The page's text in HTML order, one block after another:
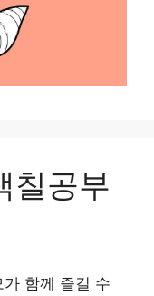
칠공부
함께 즐길 수